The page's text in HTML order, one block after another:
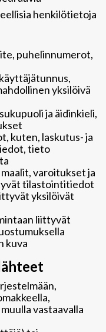
henkilötietoja
puhelinnumerot,
yksilöivä
ja äidinkieli,
kuten, laskutus- ja
tieto
varoitukset ja
tilastointitiedot
yksilöivät
liittyvät
kuva
vastaavalla